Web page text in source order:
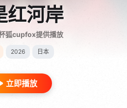
红河岸
狐cupfox提供播放
2026 日本
立即播放